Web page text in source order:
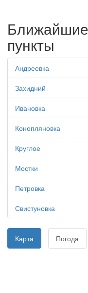
пункты
Андреевка
Захидний
Ивановка
Конопляновка
Круглое
Мостки
Петровка
Свистуновка
Карта Погода